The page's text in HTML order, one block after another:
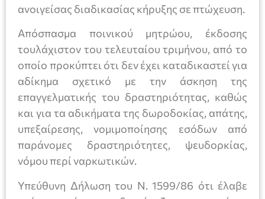
ανοιγείσας διαδικασίας κήρυξης σε πτώχευση.
Απόσπασμα ποινικού μητρώου, έκδοσης
τουλάχιστον του τελευταίου τριμήνου, από το
οποίο προκύπτει ότι δεν έχει καταδικαστεί για
αδίκημα σχετικό με την άσκηση της
επαγγελματικής του δραστηριότητας, καθώς
και για τα αδικήματα της δωροδοκίας, απάτης,
υπεξαίρεσης, νομιμοποίησης εσόδων από
παράνομες δραστηριότητες, ψευδορκίας,
νόμου περί ναρκωτικών.
Υπεύθυνη Δήλωση του Ν. 1599/86 ότι έλαβε